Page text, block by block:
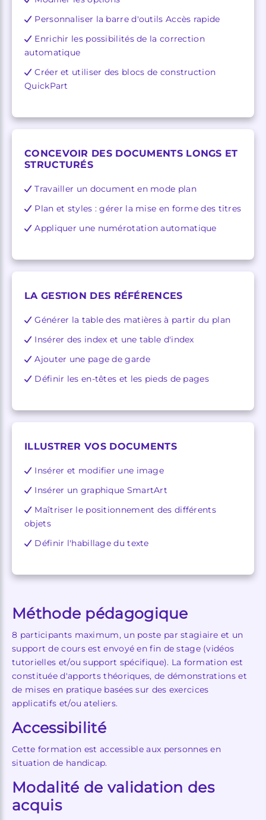
Personnaliser la barre d'outils Accès rapide
Enrichir les possibilités de la correction
automatique
Créer et utiliser des blocs de construction
QuickPart
CONCEVOIR DES DOCUMENTS LONGS ET
STRUCTURÉS
Travailler un document en mode plan
Plan et styles : gérer la mise en forme des titres
Appliquer une numérotation automatique
LA GESTION DES RÉFÉRENCES
Générer la table des matières à partir du plan
Insérer des index et une table d'index
Ajouter une page de garde
Définir les en-têtes et les pieds de pages
ILLUSTRER VOS DOCUMENTS
Insérer et modifier une image
Insérer un graphique SmartArt
Maîtriser le positionnement des différents
objets
Définir l'habillage du texte
Méthode pédagogique
8 participants maximum, un poste par stagiaire et un
support de cours est envoyé en fin de stage (vidéos
tutorielles et/ou support spécifique). La formation est
constituée d'apports théoriques, de démonstrations et
de mises en pratique basées sur des exercices
applicatifs et/ou ateliers.
Accessibilité
Cette formation est accessible aux personnes en
situation de handicap.
Modalité de validation des
acquis